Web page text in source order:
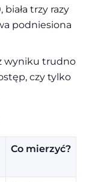
biała trzy razy
podniesiona
wyniku trudno
czy tylko
Co mierzyć?